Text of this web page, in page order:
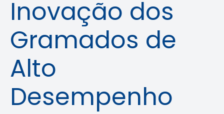
Inovação dos
Gramados de
Alto
Desempenho